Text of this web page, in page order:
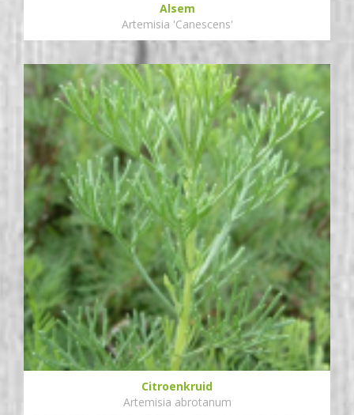
Alsem
Artemisia 'Canescens'
Citroenkruid
Artemisia abrotanum